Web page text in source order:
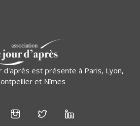
d'après est présente à Paris, Lyon,
et Nîmes